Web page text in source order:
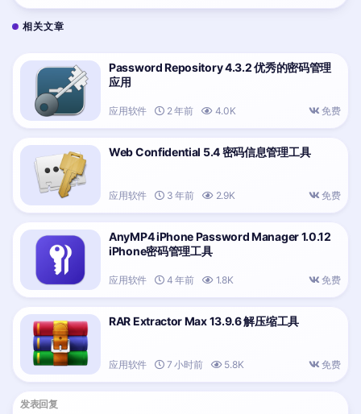
相关文章
Password Repository 4.3.2 优秀的密码管理
应用
应用软件 2 年前 4.0K 免费
Web Confidential 5.4 密码信息管理工具
应用软件 3 年前 2.9K 免费
AnyMP4 iPhone Password Manager 1.0.12
iPhone密码管理工具
应用软件 4 年前 1.8K 免费
RAR Extractor Max 13.9.6 解压缩工具
应用软件 7 小时前 5.8K 免费
发表回复